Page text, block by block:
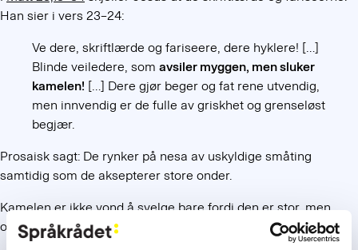
Han sier i vers 23–24:
Ve dere, skriftlærde og fariseere, dere hyklere! […]
Blinde veiledere, som avsiler myggen, men sluker
kamelen! […] Dere gjør beger og fat rene utvendig,
men innvendig er de fulle av griskhet og grenseløst
begjær.
Prosaisk sagt: De rynker på nesa av uskyldige småting
samtidig som de aksepterer store onder.
Kamelen er ikke vond å svelge bare fordi den er stor, men
også fordi den er et urent dyr, ifølge Det gamle testamentet: